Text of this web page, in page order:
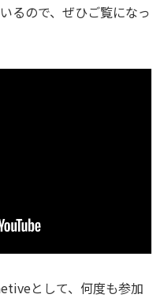
るので、ぜひご覧になっ
として、何度も参加